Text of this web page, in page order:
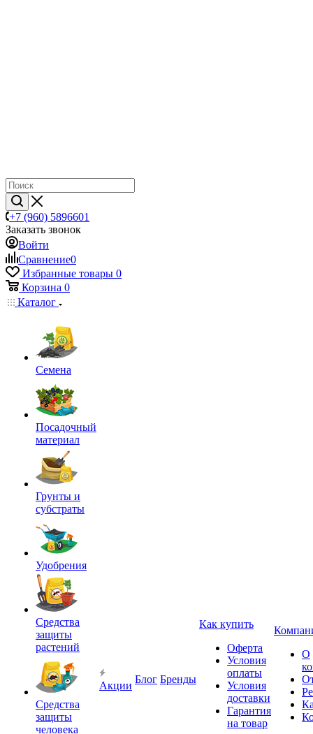
+7 (960) 5896601
Заказать звонок
Войти
Сравнение0
Избранные товары 0
Корзина 0
Каталог
Семена
Посадочный
материал
Грунты и
субстраты
Удобрения
Средства
защиты
растений
Средства
защиты
человека
Акции
Блог Бренды
Как купить
Оферта
Условия
оплаты
Условия
доставки
Гарантия
на товар
О